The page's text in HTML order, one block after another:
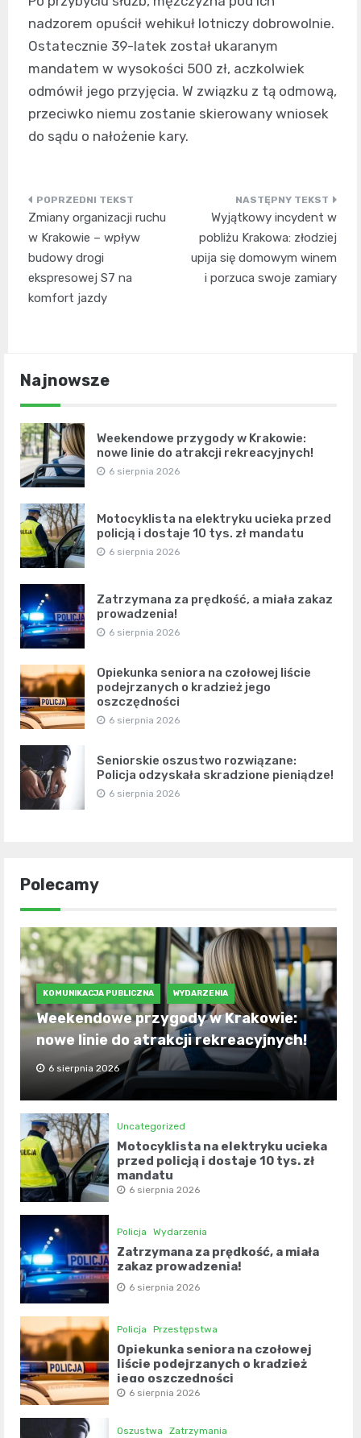
nadzorem opuścił wehikuł lotniczy dobrowolnie.
Ostatecznie 39-latek został ukaranym
mandatem w wysokości 500 zł, aczkolwiek
odmówił jego przyjęcia. W związku z tą odmową,
przeciwko niemu zostanie skierowany wniosek
do sądu o nałożenie kary.
Nawigacja
wpisu
Zmiany organizacji ruchu
w Krakowie – wpływ
budowy drogi
ekspresowej S7 na
komfort jazdy
Wyjątkowy incydent w
pobliżu Krakowa: złodziej
upija się domowym winem
i porzuca swoje zamiary
Najnowsze
Weekendowe przygody w Krakowie:
nowe linie do atrakcji rekreacyjnych!
6 sierpnia 2026
Motocyklista na elektryku ucieka przed
policją i dostaje 10 tys. zł mandatu
6 sierpnia 2026
Zatrzymana za prędkość, a miała zakaz
prowadzenia!
6 sierpnia 2026
Opiekunka seniora na czołowej liście
podejrzanych o kradzież jego
oszczędności
6 sierpnia 2026
Seniorskie oszustwo rozwiązane:
Policja odzyskała skradzione pieniądze!
6 sierpnia 2026
Polecamy
KOMUNIKACJA PUBLICZNA WYDARZENIA
Weekendowe przygody w Krakowie:
nowe linie do atrakcji rekreacyjnych!
6 sierpnia 2026
Uncategorized
Motocyklista na elektryku ucieka
przed policją i dostaje 10 tys. zł
mandatu
6 sierpnia 2026
Policja Wydarzenia
Zatrzymana za prędkość, a miała
zakaz prowadzenia!
6 sierpnia 2026
Policja Przestępstwa
Opiekunka seniora na czołowej
liście podejrzanych o kradzież
jego oszczędności
6 sierpnia 2026
Oszustwa Zatrzymania